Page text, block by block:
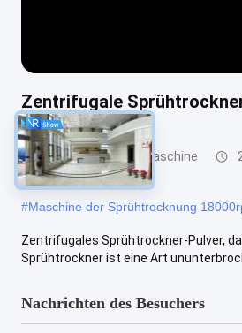
Zentrifugale
Sprühtrocknungs-Maschine
#Maschine der Sprühtrocknung
Zentrifugales Sprühtrockner-Pulver,
Sprühtrockner ist eine Art
Nachrichten des Besuchers